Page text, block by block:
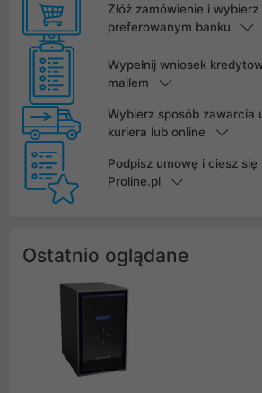
Złóż zamówienie i
preferowanym banku
Wypełnij wniosek
mailem
Wybierz sposób zawarcia
kuriera lub online
Podpisz umowę i ciesz się
Proline.pl
Ostatnio oglądane